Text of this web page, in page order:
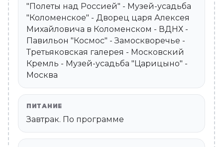
"Полеты над Россией" - Музей-усадьба
"Коломенское" - Дворец царя Алексея
Михайловича в Коломенском - ВДНХ -
Павильон "Космос" - Замоскворечье -
Третьяковская галерея - Московский
Кремль - Музей-усадьба "Царицыно" -
Москва
ПИТАНИЕ
Завтрак. По программе